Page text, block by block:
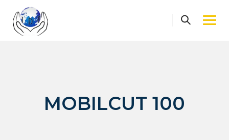
content
MOBILCUT 100